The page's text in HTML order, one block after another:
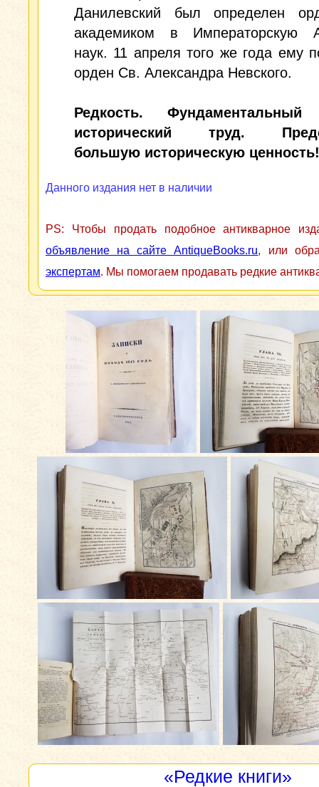
Данилевский был определен
академиком в Императорскую
наук. 11 апреля того же года ему
орден Св. Александра Невского.
Редкость. Фундаментальный
исторический труд.
большую историческую ценность!
Данного издания нет в наличии
PS: Чтобы продать подобное антикварное
объявление на сайте AntiqueBooks.ru, или
экспертам. Мы помогаем продавать редкие
«Редкие книги»